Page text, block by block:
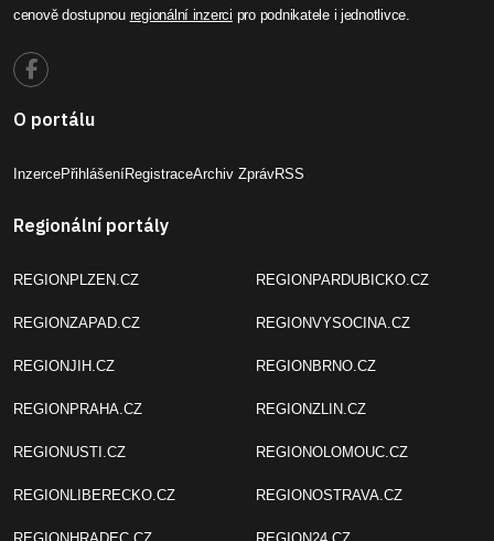
cenově dostupnou regionální inzerci pro podnikatele i jednotlivce.
O portálu
InzercePřihlášeníRegistraceArchiv ZprávRSS
Regionální portály
REGIONPLZEN.CZ
REGIONZAPAD.CZ
REGIONJIH.CZ
REGIONPRAHA.CZ
REGIONUSTI.CZ
REGIONLIBERECKO.CZ
REGIONPARDUBICKO.CZ
REGIONVYSOCINA.CZ
REGIONBRNO.CZ
REGIONZLIN.CZ
REGIONOLOMOUC.CZ
REGIONOSTRAVA.CZ